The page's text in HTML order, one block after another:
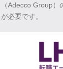
（Adecco Group
が必要です。